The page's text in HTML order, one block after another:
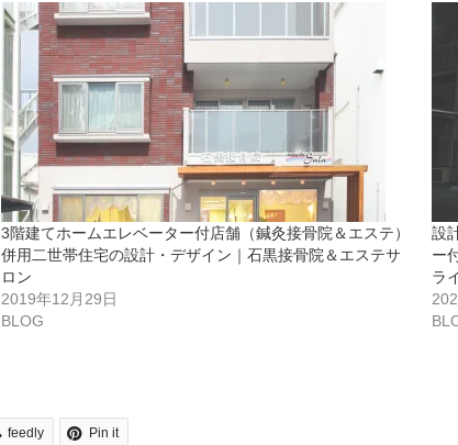
3階建てホームエレベーター付店舗（鍼灸接骨院＆エステ）
併用二世帯住宅の設計・デザイン｜石黒接骨院＆エステサ
ロン
2019年12月29日
BLOG
設
ー
ラ
feedly Pin it